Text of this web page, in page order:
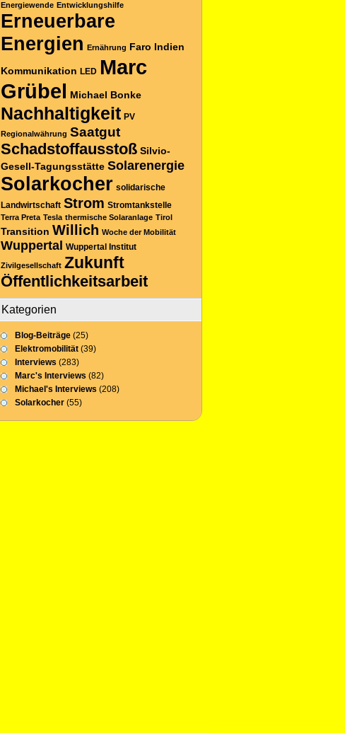
Energiewende Entwicklungshilfe
Erneuerbare
Energien Ernährung Faro Indien
Kommunikation LED Marc
Grübel Michael Bonke
Nachhaltigkeit PV
Regionalwährung Saatgut
Schadstoffausstoß Silvio-
Gesell-Tagungsstätte Solarenergie
Solarkocher solidarische
Landwirtschaft Strom Stromtankstelle
Terra Preta Tesla thermische Solaranlage Tirol
Transition Willich Woche der Mobilität
Wuppertal Wuppertal Institut
Zivilgesellschaft Zukunft
Öffentlichkeitsarbeit
Kategorien
Blog-Beiträge (25)
Elektromobilität (39)
Interviews (283)
Marc's Interviews (82)
Michael's Interviews (208)
Solarkocher (55)